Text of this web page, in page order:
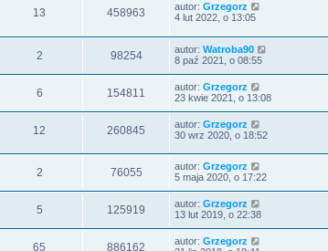
13 458963 autor: Grzegorz
4 lut 2022, o 13:05
2 98254 autor: Watroba90
8 paź 2021, o 08:55
6 154811 autor: Grzegorz
23 kwie 2021, o 13:08
12 260845 autor: Grzegorz
30 wrz 2020, o 18:52
2 76055 autor: Grzegorz
5 maja 2020, o 17:22
5 125919 autor: Grzegorz
13 lut 2019, o 22:38
65 886162 autor: Grzegorz